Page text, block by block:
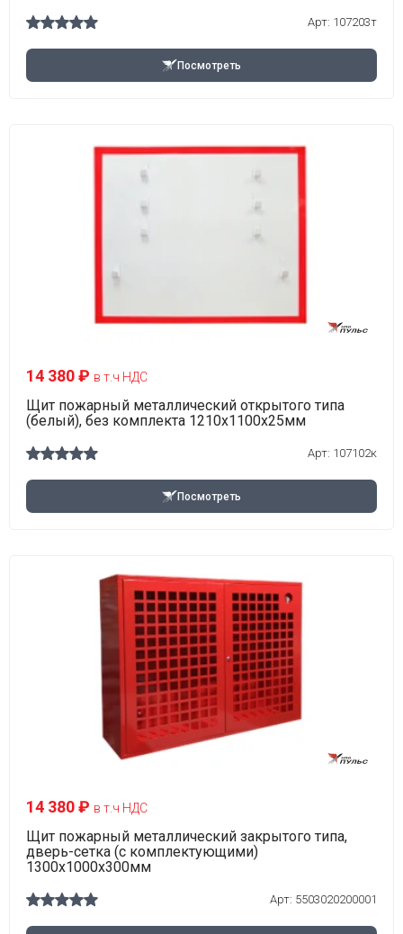
Арт: 107203т
Посмотреть
14 380 ₽ в т.ч НДС
Щит пожарный металлический открытого типа
(белый), без комплекта 1210х1100х25мм
Арт: 107102к
Посмотреть
14 380 ₽ в т.ч НДС
Щит пожарный металлический закрытого типа,
дверь-сетка (с комплектующими)
1300х1000х300мм
Арт: 5503020200001